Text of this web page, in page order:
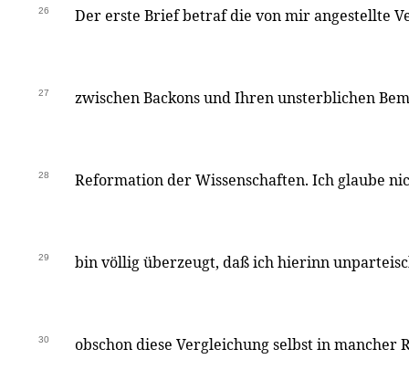
26 Der erste Brief betraf die von mir angestellte
27 zwischen Backons und Ihren unsterblichen
28 Reformation der Wissenschaften. Ich glaube
29 bin völlig überzeugt, daß ich hierinn
30 obschon diese Vergleichung selbst in mancher